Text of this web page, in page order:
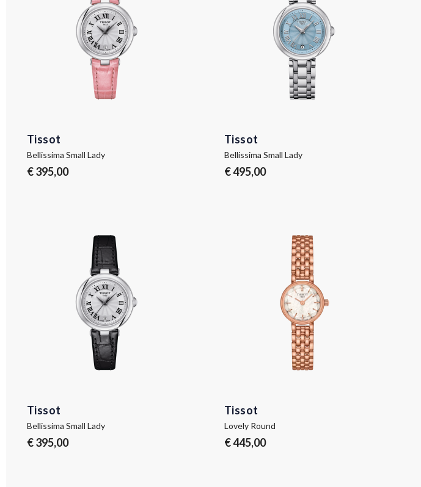
Tissot
Bellissima Small Lady
€ 395,00
Tissot
Bellissima Small Lady
€ 495,00
Tissot
Bellissima Small Lady
€ 395,00
Tissot
Lovely Round
€ 445,00